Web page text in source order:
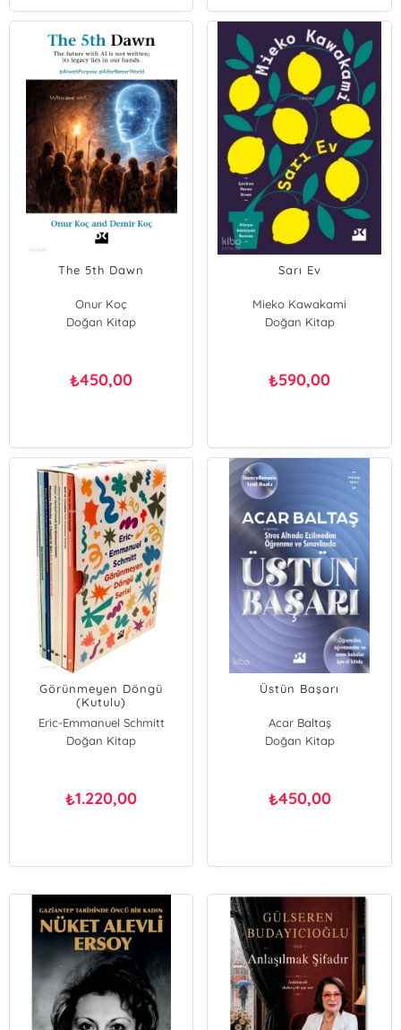
The 5th Dawn
Onur Koç
Demir Koç
Doğan Kitap
₺450,00
Sarı Ev
Mieko Kawakami
Doğan Kitap
₺590,00
Görünmeyen Döngü
(Kutulu)
Eric-Emmanuel Schmitt
Doğan Kitap
₺1.220,00
Üstün Başarı
Acar Baltaş
Doğan Kitap
₺450,00